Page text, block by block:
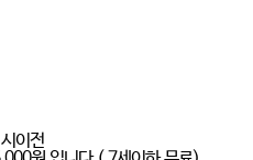
이전